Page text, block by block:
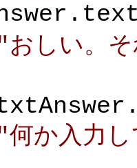
おしい。
何か入力